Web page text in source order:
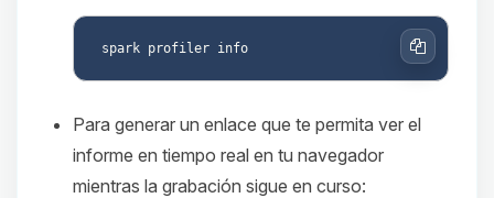
Copiar
Para generar un enlace que te permita ver el
informe en tiempo real en tu navegador
mientras la grabación sigue en curso: